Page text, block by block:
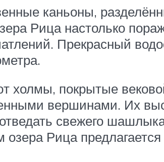
каньоны,
Рица настолько
Прекрасный
холмы, покрытые
вершинами. Их
свежего
Рица